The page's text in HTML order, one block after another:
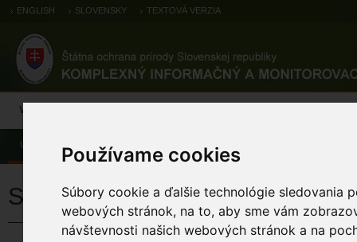
Používame cookies
Súbory cookie a ďalšie technológie sledovania
webových stránok, na to, aby sme vám
návštevnosti našich webových stránok a na
ENGLISH SLOVENSKY TEXTOVÁ VERZIA
Výsledky monitoringu
Úvod Pozorovania a výskytové dáta
Subpanónske travinnobylinné